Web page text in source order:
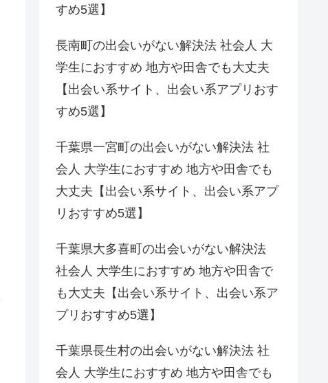
すめ5選】
長南町の出会いがない解決法 社会人 大
学生におすすめ 地方や田舎でも大丈夫
【出会い系サイト、出会い系アプリおす
すめ5選】
千葉県一宮町の出会いがない解決法 社
会人 大学生におすすめ 地方や田舎でも
大丈夫【出会い系サイト、出会い系アプ
リおすすめ5選】
千葉県大多喜町の出会いがない解決法
社会人 大学生におすすめ 地方や田舎で
も大丈夫【出会い系サイト、出会い系ア
プリおすすめ5選】
千葉県長生村の出会いがない解決法 社
会人 大学生におすすめ 地方や田舎でも